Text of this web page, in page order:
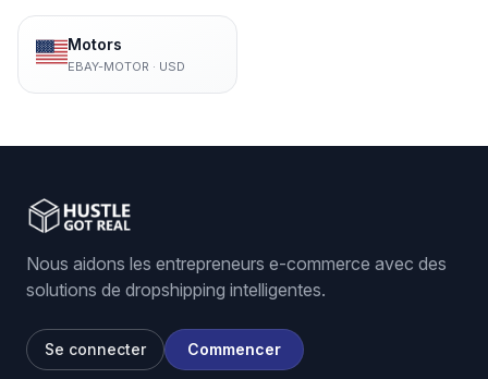
Motors
EBAY-MOTOR · USD
Nous aidons les entrepreneurs e-commerce avec des
solutions de dropshipping intelligentes.
Se connecter Commencer